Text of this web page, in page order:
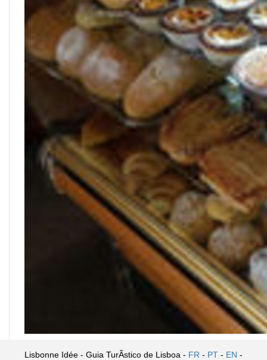
Lisbonne Idée - Guia TurÃ­stico de Lisboa - FR - PT - EN -